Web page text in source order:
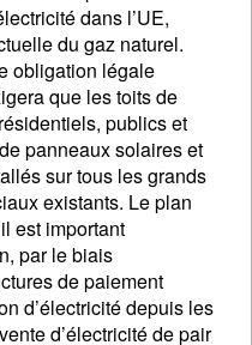
dans l’UE,
du gaz naturel.
obligation légale
que les toits de
publics et
panneaux solaires et
sur tous les grands
existants. Le plan
est important
par le biais
de paiement
d’électricité depuis les
d’électricité de pair